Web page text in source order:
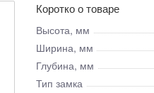
Коротко о товаре
Высота, мм
Ширина, мм
Глубина, мм
Тип замка